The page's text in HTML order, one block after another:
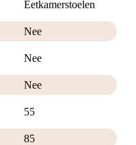
Eetkamerstoelen
Nee
Nee
Nee
55
85